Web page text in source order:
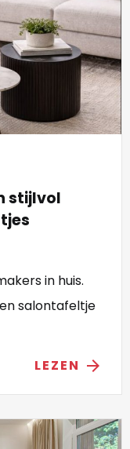
stijlvol
in huis.
salontafeltje
LEZEN arrow_forward